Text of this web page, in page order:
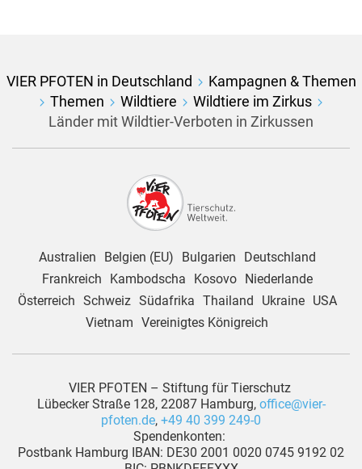
VIER PFOTEN in Deutschland
Kampagnen & Themen
Themen
Wildtiere
Wildtiere im Zirkus
Länder mit Wildtier-Verboten in Zirkussen
Australien Belgien (EU) Bulgarien
Deutschland
Frankreich
Kambodscha Kosovo
Niederlande
Österreich Schweiz Südafrika Thailand Ukraine
USA
Vietnam Vereinigtes Königreich
VIER PFOTEN – Stiftung für Tierschutz
Lübecker Straße 128, 22087 Hamburg, office@vier-
pfoten.de, +49 40 399 249-0
Spendenkonten:
Postbank Hamburg IBAN: DE30 2001 0020 0745 9192 02